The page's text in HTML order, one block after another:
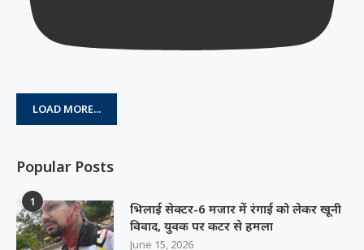
LOAD MORE...
Popular Posts
1
भिलाई सेक्टर-6 मजार में रंगाई को लेकर खूनी
विवाद, युवक पर कटर से हमला
June 15, 2026